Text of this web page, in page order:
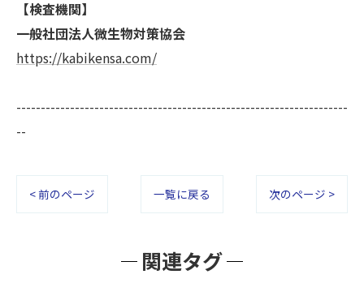
【検査機関】
一般社団法人微生物対策協会
https://kabikensa.com/
--------------------------------------------------------------------
--
< 前のページ 一覧に戻る 次のページ >
関連タグ